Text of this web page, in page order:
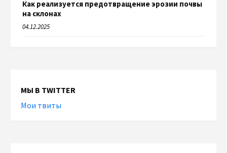
Как реализуется предотвращение эрозии почвы
на склонах
04.12.2025
МЫ В TWITTER
Мои твиты